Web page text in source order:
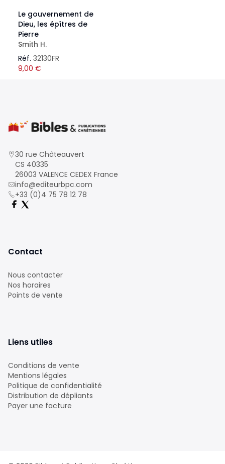
Le gouvernement de
Dieu, les épîtres de
Pierre
Smith H.
Réf. 32130FR
9,00 €
30 rue Châteauvert
CS 40335
26003 VALENCE CEDEX France
info@editeurbpc.com
+33 (0)4 75 78 12 78
Contact
Nous contacter
Nos horaires
Points de vente
Liens utiles
Conditions de vente
Mentions légales
Politique de confidentialité
Distribution de dépliants
Payer une facture